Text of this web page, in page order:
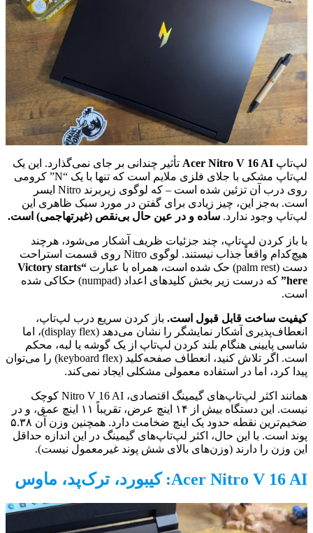
لپ‌تاپ Acer Nitro V 16 AI تأثیر چندانی بر جای نمی‌گذارد. این یک
لپ‌تاپ مشکی با جلای فلزی ملایم است که تنها با یک “N” کرومی
روی درب آن تزئین شده است – که لوگوی زیربرند Nitro ایسر
است. به‌جز این، چیز زیادی برای گفتن در مورد سبک ظاهری این
لپ‌تاپ وجود ندارد. ساده و در عین حال بی‌نقص (غیرتهاجمی) است.
با باز کردن لپ‌تاپ، چند جزئیات ظریف آشکار می‌شود، هرچند
هیچ‌کدام واقعاً جذاب نیستند. لوگوی Nitro روی قسمت استراحت
دست (palm rest) حک شده است، همراه با عبارت
“Victory starts
here”
که درست زیر بخش کلیدهای اعداد (numpad) حکاکی شده
است.
کیفیت ساخت قابل قبول است. باز کردن سریع درب لپ‌تاپ،
انعطاف‌پذیری آشکار نمایشگر را نشان می‌دهد (display flex)، اما
شاسی پایینی هنگام بلند کردن لپ‌تاپ از یک گوشه یا لبه، محکم
است. اگر تلاش کنید، انعطاف صفحه‌کلید (keyboard flex) را می‌توان
پیدا کرد، اما در استفاده معمولی مشکلی ایجاد نمی‌کند.
همانند اکثر لپ‌تاپ‌های گیمینگ اقتصادی، Nitro V 16 AI کوچک
نیست. این دستگاه بیش از ۱۴ اینچ عرض، تقریباً ۱۱ اینچ عمق، و در
ضخیم‌ترین نقطه حدود یک اینچ ضخامت دارد. همچنین وزن آن ۵.۳۸
پوند است. با این حال، اکثر لپ‌تاپ‌های گیمینگ در این اندازه حداقل
این وزن را دارند (وزن‌های بالای شش پوند غیرمعمول نیست).
Acer Nitro V 16 AI: کیبورد، ترک‌پد، ماوس